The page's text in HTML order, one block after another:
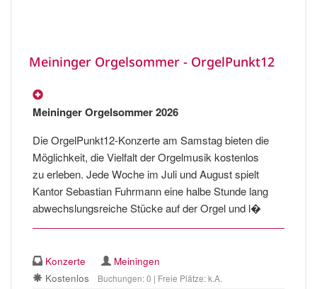
Meininger Orgelsommer - OrgelPunkt12
Meininger Orgelsommer 2026
Die OrgelPunkt12-Konzerte am Samstag bieten die
Möglichkeit, die Vielfalt der Orgelmusik kostenlos
zu erleben. Jede Woche im Juli und August spielt
Kantor Sebastian Fuhrmann eine halbe Stunde lang
abwechslungsreiche Stücke auf der Orgel und l�
Konzerte
Meiningen
Kostenlos
Buchungen: 0 | Freie Plätze: k.A.